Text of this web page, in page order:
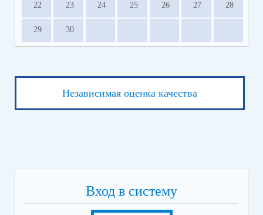
22 23 24 25 26 27 28
29 30
Независимая оценка качества
Вход в систему